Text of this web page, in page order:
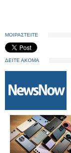
ΜΟΙΡΑΣΤΕΙΤΕ
ΔΕΙΤΕ ΑΚΟΜΑ